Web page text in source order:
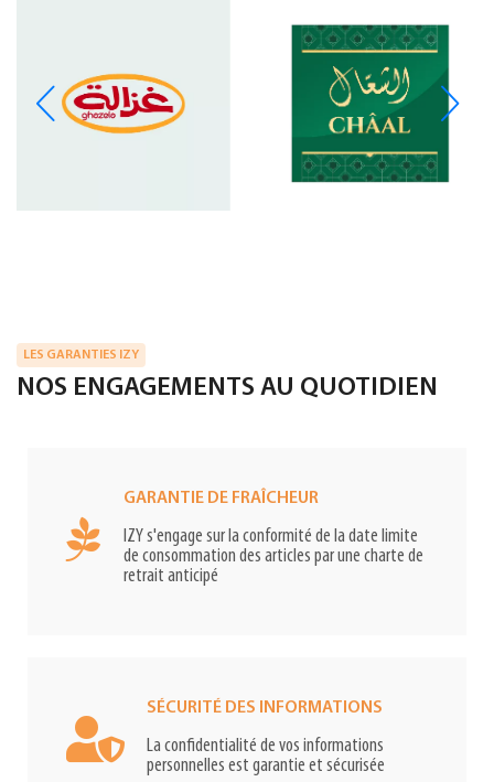
LES GARANTIES IZY
NOS ENGAGEMENTS AU QUOTIDIEN
GARANTIE DE FRAÎCHEUR
IZY s'engage sur la conformité de la date limite
de consommation des articles par une charte de
retrait anticipé
SÉCURITÉ DES INFORMATIONS
La confidentialité de vos informations
personnelles est garantie et sécurisée